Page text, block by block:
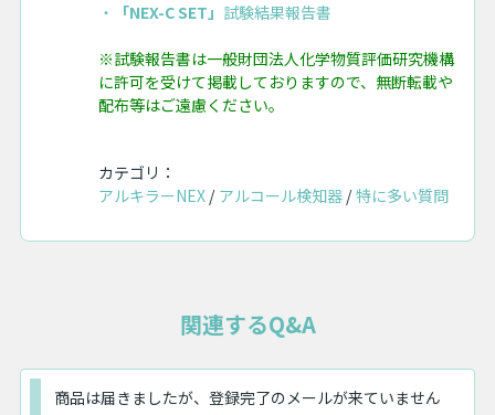
・ 「NEX-C SET」 試験結果報告書
※試験報告書は一般財団法人化学物質評価研究機構
に許可を受けて掲載しておりますので、無断転載や
配布等はご遠慮ください。
カテゴリ：
アルキラーNEX
アルコール検知器 特に多い質問
関連するQ&A
商品は届きましたが、登録完了のメールが来ていません